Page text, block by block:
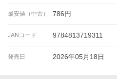
最安値（中古） 786円
JANコード 9784813719311
発売日 2026年05月18日